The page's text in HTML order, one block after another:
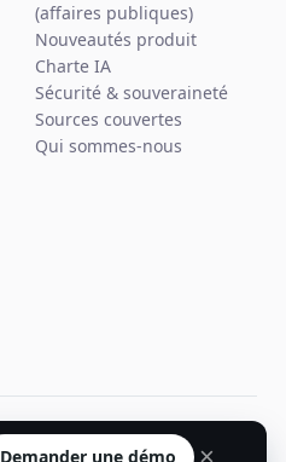
Demander une démo
(affaires publiques)
Nouveautés produit
Charte IA
Sécurité & souveraineté
Sources couvertes
Qui sommes-nous